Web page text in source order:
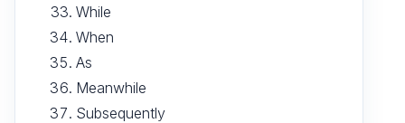
While
When
As
Meanwhile
Subsequently